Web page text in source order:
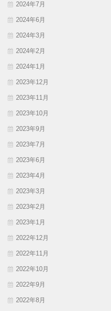
2024年7月
2024年6月
2024年3月
2024年2月
2024年1月
2023年12月
2023年11月
2023年10月
2023年9月
2023年7月
2023年6月
2023年4月
2023年3月
2023年2月
2023年1月
2022年12月
2022年11月
2022年10月
2022年9月
2022年8月